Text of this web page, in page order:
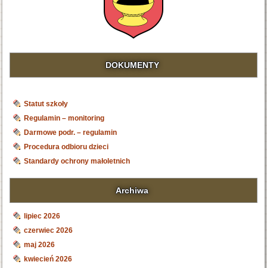
DOKUMENTY
Statut szkoły
Regulamin – monitoring
Darmowe podr. – regulamin
Procedura odbioru dzieci
Standardy ochrony małoletnich
Archiwa
lipiec 2026
czerwiec 2026
maj 2026
kwiecień 2026